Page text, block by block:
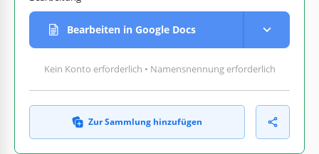
Bearbeiten in Google Docs
Kein Konto erforderlich • Namensnennung erforderlich
Zur Sammlung hinzufügen